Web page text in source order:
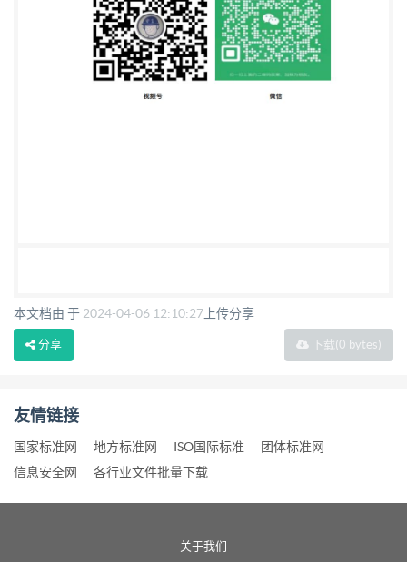
本文档由 于 2024-04-06 12:10:27 上传分享
下载(0 bytes)
分享
友情链接
国家标准网 地方标准网 ISO国际标准
团体标准网
信息安全网
各行业文件批量下载
关于我们